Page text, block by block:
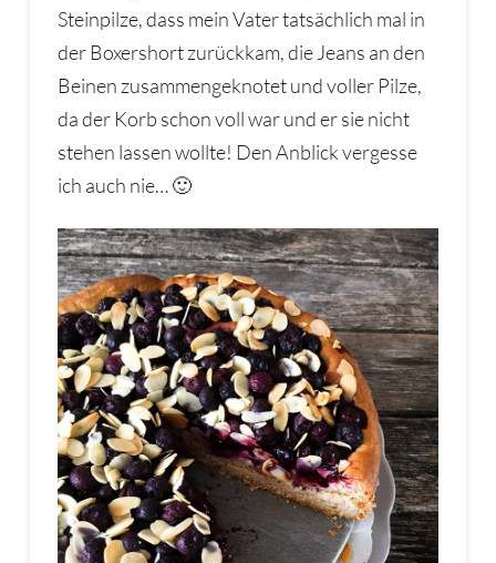
Steinpilze, dass mein Vater tatsächlich mal in
der Boxershort zurückkam, die Jeans an den
Beinen zusammengeknotet und voller Pilze,
da der Korb schon voll war und er sie nicht
stehen lassen wollte! Den Anblick vergesse
ich auch nie… 🙂